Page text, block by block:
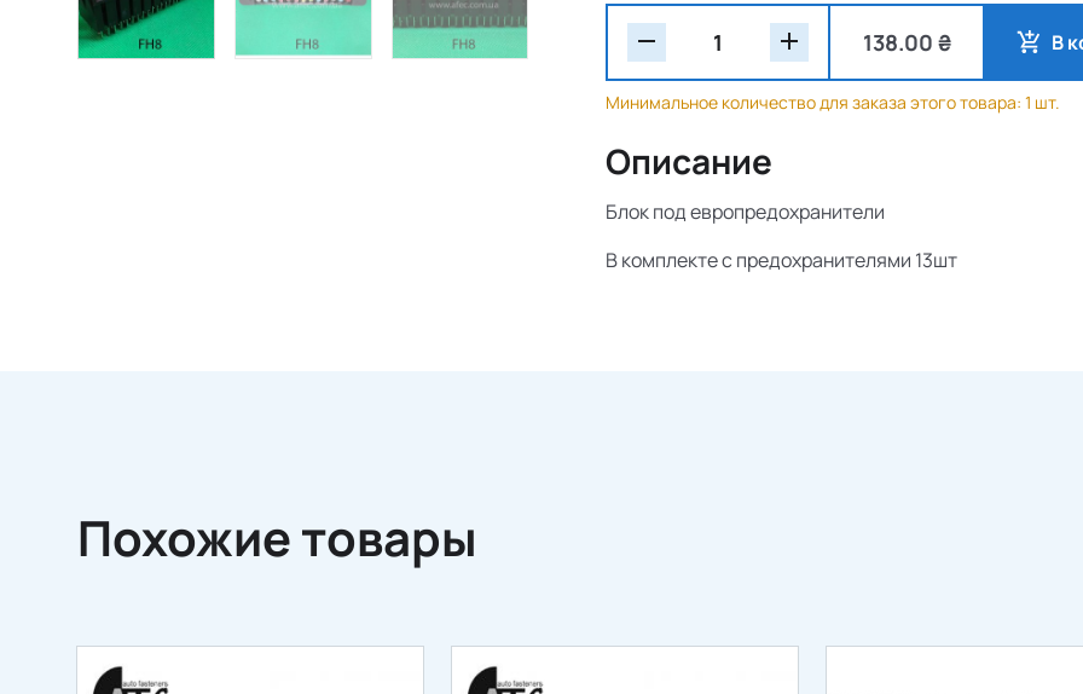
138.00 ₴ В
Минимальное количество для заказа этого товара: 1 шт.
Описание
Блок под европредохранители
В комплекте с предохранителями 13шт
Похожие товары